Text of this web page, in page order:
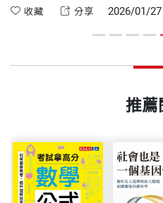
「馬桶理論」與「人生四輪」哲
收藏 分享 2026/01/27
推薦